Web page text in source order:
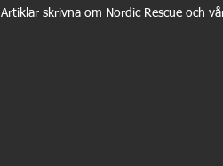
Artiklar skrivna om Nordic Rescue och